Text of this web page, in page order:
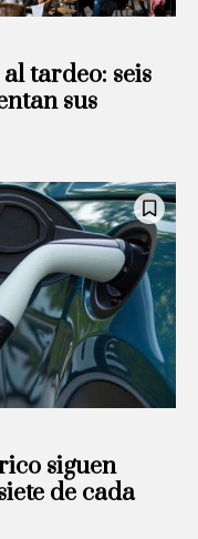
tardeo: seis
sus
siguen
de cada